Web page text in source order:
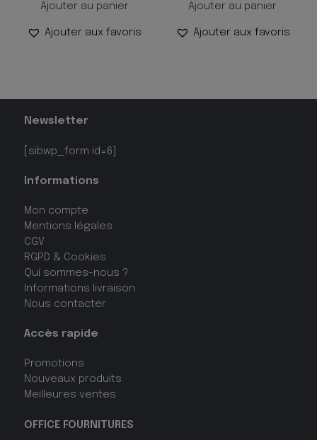
Ajouter au panier
Ajouter aux favoris
Ajouter au panier
Ajouter aux favoris
Newsletter
[sibwp_form id=6]
Informations
Mon compte
Mentions légales
CGV
RGPD & Cookies
Qui sommes-nous ?
Informations livraison
Nous contacter
Accès rapide
Promotions
Nouveaux produits
Meilleures ventes
OFFICE FOURNITURES